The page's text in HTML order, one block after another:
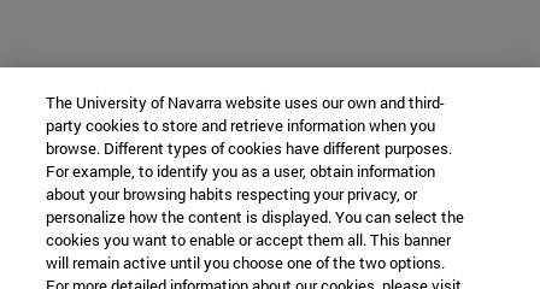
The University of Navarra website uses our own and third-
party cookies to store and retrieve information when you
browse. Different types of cookies have different purposes.
For example, to identify you as a user, obtain information
about your browsing habits respecting your privacy, or
personalize how the content is displayed. You can select the
cookies you want to enable or accept them all. This banner
will remain active until you choose one of the two options.